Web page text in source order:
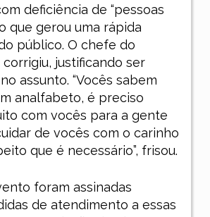
deficiência de “pessoas
que gerou uma rápida
público. O chefe do
corrigiu, justificando ser
assunto. “Vocês sabem
analfabeto, é preciso
com vocês para a gente
de vocês com o carinho
que é necessário”, frisou.
foram assinadas
de atendimento a essas